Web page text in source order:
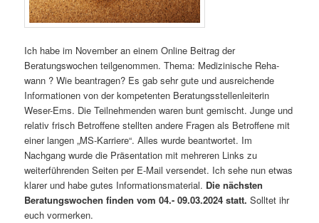
Ich habe im November an einem Online Beitrag der
Beratungswochen teilgenommen. Thema: Medizinische Reha-
wann ? Wie beantragen? Es gab sehr gute und ausreichende
Informationen von der kompetenten Beratungsstellenleiterin
Weser-Ems. Die Teilnehmenden waren bunt gemischt. Junge und
relativ frisch Betroffene stellten andere Fragen als Betroffene mit
einer langen „MS-Karriere“. Alles wurde beantwortet. Im
Nachgang wurde die Präsentation mit mehreren Links zu
weiterführenden Seiten per E-Mail versendet. Ich sehe nun etwas
klarer und habe gutes Informationsmaterial. Die nächsten
Beratungswochen finden vom 04.- 09.03.2024 statt. Solltet ihr
euch vormerken.